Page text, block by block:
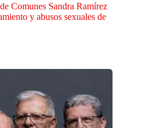
Comunes Sandra Ramírez
y abusos sexuales de